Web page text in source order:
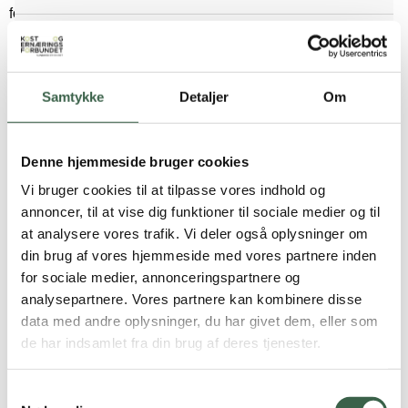
Samtykke Detaljer Om
Denne hjemmeside bruger cookies
Vi bruger cookies til at tilpasse vores indhold og
annoncer, til at vise dig funktioner til sociale medier og til
at analysere vores trafik. Vi deler også oplysninger om
din brug af vores hjemmeside med vores partnere inden
for sociale medier, annonceringspartnere og
analysepartnere. Vores partnere kan kombinere disse
data med andre oplysninger, du har givet dem, eller som
de har indsamlet fra din brug af deres tjenester.
Børn og unge
Spædbørn og småbørn
Større børn
Vegetarkost
Vegetarkost
Lakto-ovo-vegetarisk
forskellige kostformer og diæter, herunder baggrund for
kostform, valg af fødevarer, dagskostforslag, illustrationer
osv.
Kostformerne og diæterne er målrettet 3 grupper:
Voksne
Valget af kostform eller diæt til den enkelte baseres på en
individuel vurdering af ernæringstilstand og forekomst af
risikofaktorer. Læs mere på siderne omopsporing.
Diæter, hvor der mangler klinisk dokumentation for deres
relevans, er udeladt. Det gælder fx skånekost,
purinreduceret kost, m.fl. Desuden er det valgt ikke at
medtage undersøgelsesdiæter (dvs. diverse kostformer til